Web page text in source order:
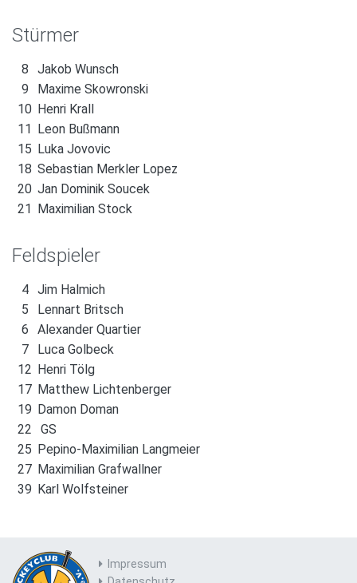
Stürmer
8
Jakob Wunsch
9
Maxime Skowronski
10 Henri Krall
11 Leon Bußmann
15 Luka Jovovic
18 Sebastian Merkler Lopez
20 Jan Dominik Soucek
21 Maximilian Stock
Feldspieler
4
Jim Halmich
5
Lennart Britsch
6
Alexander Quartier
7
Luca Golbeck
12 Henri Tölg
17 Matthew Lichtenberger
19 Damon Doman
22
GS
25 Pepino-Maximilian Langmeier
27 Maximilian Grafwallner
39 Karl Wolfsteiner
Impressum